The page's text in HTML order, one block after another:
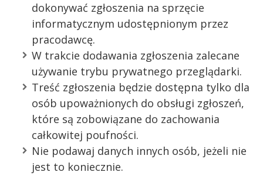
dokonywać zgłoszenia na sprzęcie
informatycznym udostępnionym przez
pracodawcę.
W trakcie dodawania zgłoszenia zalecane
używanie trybu prywatnego przeglądarki.
Treść zgłoszenia będzie dostępna tylko dla
osób upoważnionych do obsługi zgłoszeń,
które są zobowiązane do zachowania
całkowitej poufności.
Nie podawaj danych innych osób, jeżeli nie
jest to koniecznie.